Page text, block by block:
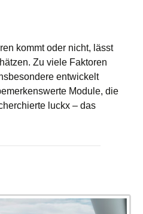
kommt oder nicht, lässt
Zu viele Faktoren
entwickelt
Module, die
luckx – das